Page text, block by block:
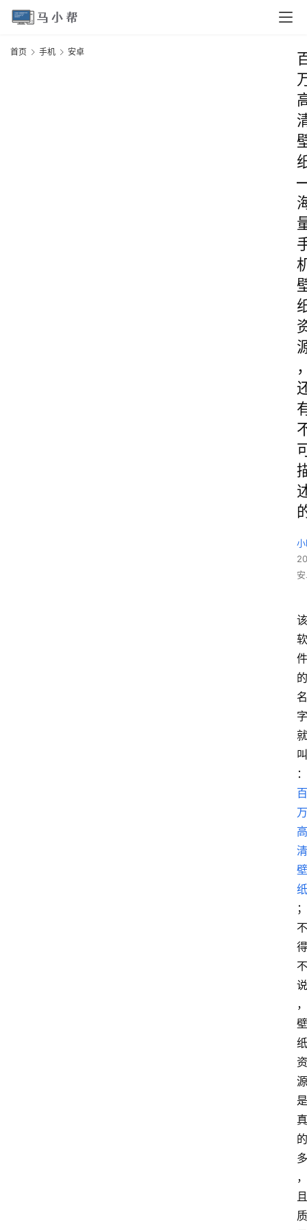
首页 手机 安卓
该
软
件
的
名
字
就
叫
：
百
万
高
清
壁
纸
；
不
得
不
说
，
壁
纸
资
源
是
真
的
多
，
且
质